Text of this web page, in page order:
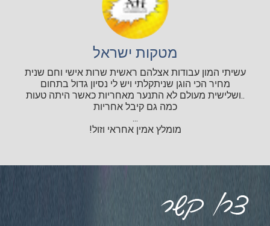
מטקות ישראל
עשיתי המון עבודות אצלהם ראשית שרות אישי וחם שנית
מחיר הכי הוגן שניתקלתי ויש לי נסיון גדול בתחום
..ושלישית מעולם לא התנער מאחריות כאשר היתה טעות
כמה גם קיבל אחריות
...
מומלץ אמין אחראי וזול!